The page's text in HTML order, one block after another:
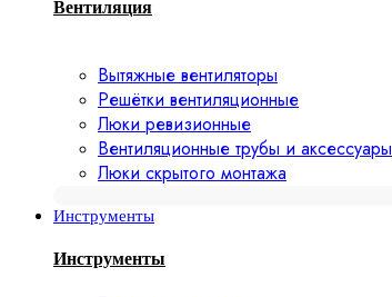
Вентиляция
Вытяжные вентиляторы
Решётки вентиляционные
Люки ревизионные
Вентиляционные трубы и аксессуары
Люки скрытого монтажа
Инструменты
Инструменты